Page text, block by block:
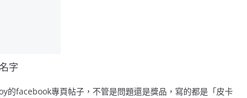
字
的facebook專頁帖子，不管是問題還是獎品，寫的都是「皮卡